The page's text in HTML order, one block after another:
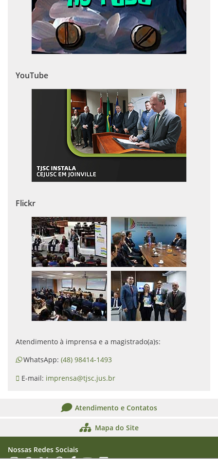
YouTube
Flickr
Atendimento à imprensa e a magistrado(a)s:
WhatsApp: (48) 98414-1493
E-mail: imprensa@tjsc.jus.br
Atendimento e Contatos
Mapa do Site
Nossas Redes Sociais